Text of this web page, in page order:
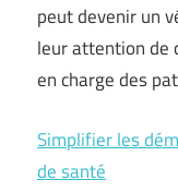
peut devenir un
leur attention de
en charge des
Simplifier les
de santé